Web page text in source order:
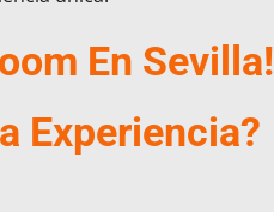
En Sevilla!
Experiencia?​